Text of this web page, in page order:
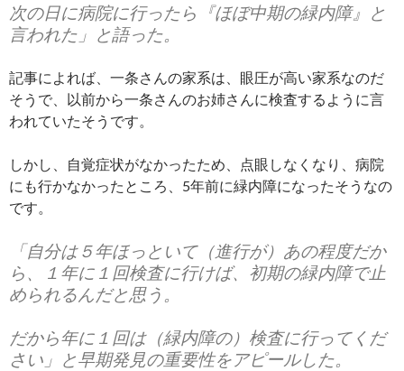
次の日に病院に行ったら『ほぼ中期の緑内障』と
言われた」と語った。
記事によれば、一条さんの家系は、眼圧が高い家系なのだ
そうで、以前から一条さんのお姉さんに検査するように言
われていたそうです。
しかし、自覚症状がなかったため、点眼しなくなり、病院
にも行かなかったところ、5年前に緑内障になったそうなの
です。
「自分は５年ほっといて（進行が）あの程度だか
ら、１年に１回検査に行けば、初期の緑内障で止
められるんだと思う。
だから年に１回は（緑内障の）検査に行ってくだ
さい」と早期発見の重要性をアピールした。